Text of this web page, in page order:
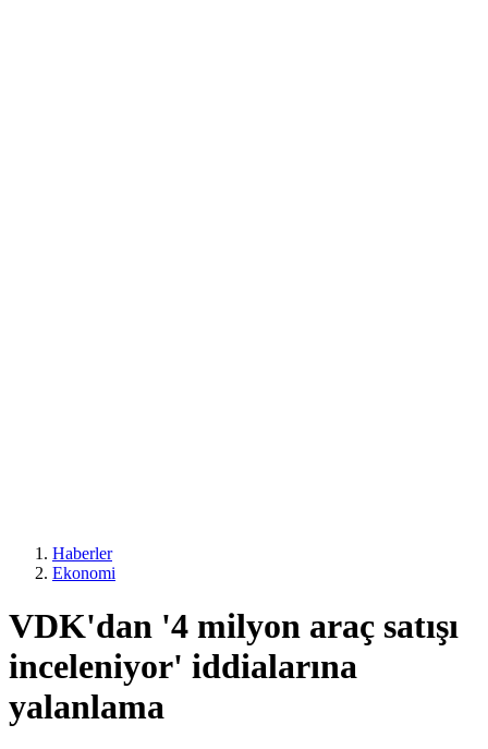
Haberler
Ekonomi
VDK'dan '4 milyon araç satışı
inceleniyor' iddialarına
yalanlama